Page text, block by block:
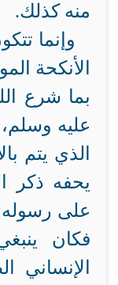
منه كذلك.
وإنما
الأنكحة
بما شرع
عليه وسلم،
الذي يتم
يحفه ذكر
على رسوله
فكان
الإنساني